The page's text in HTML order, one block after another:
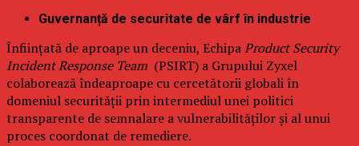
Guvernanță de securitate de vârf în industrie
Înființată de aproape un deceniu, EchipaProduct Security
Incident Response Team (PSIRT) a Grupului Zyxel
colaborează îndeaproape cu cercetătorii globali în
domeniul securității prin intermediul unei politici
transparente de semnalare a vulnerabilităților și al unui
proces coordonat de remediere.